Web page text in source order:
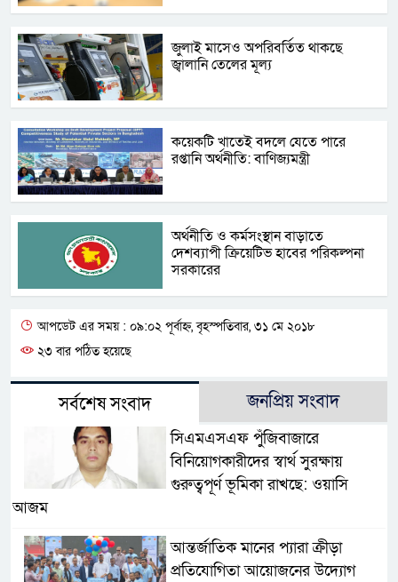
জুলাই মাসেও অপরিবর্তিত থাকছে
জ্বালানি তেলের মূল্য
কয়েকটি খাতেই বদলে যেতে পারে
রপ্তানি অর্থনীতি: বাণিজ্যমন্ত্রী
অর্থনীতি ও কর্মসংস্থান বাড়াতে
দেশব্যাপী ক্রিয়েটিভ হাবের পরিকল্পনা
সরকারের
আপডেট এর সময় : ০৯:০২ পূর্বাহ্ন, বৃহস্পতিবার, ৩১ মে ২০১৮
২৩ বার পঠিত হয়েছে
সর্বশেষ সংবাদ জনপ্রিয় সংবাদ
সিএমএসএফ পুঁজিবাজারে
বিনিয়োগকারীদের স্বার্থ সুরক্ষায়
গুরুত্বপূর্ণ ভূমিকা রাখছে: ওয়াসি
আজম
আন্তর্জাতিক মানের প্যারা ক্রীড়া
প্রতিযোগিতা আয়োজনের উদ্যোগ